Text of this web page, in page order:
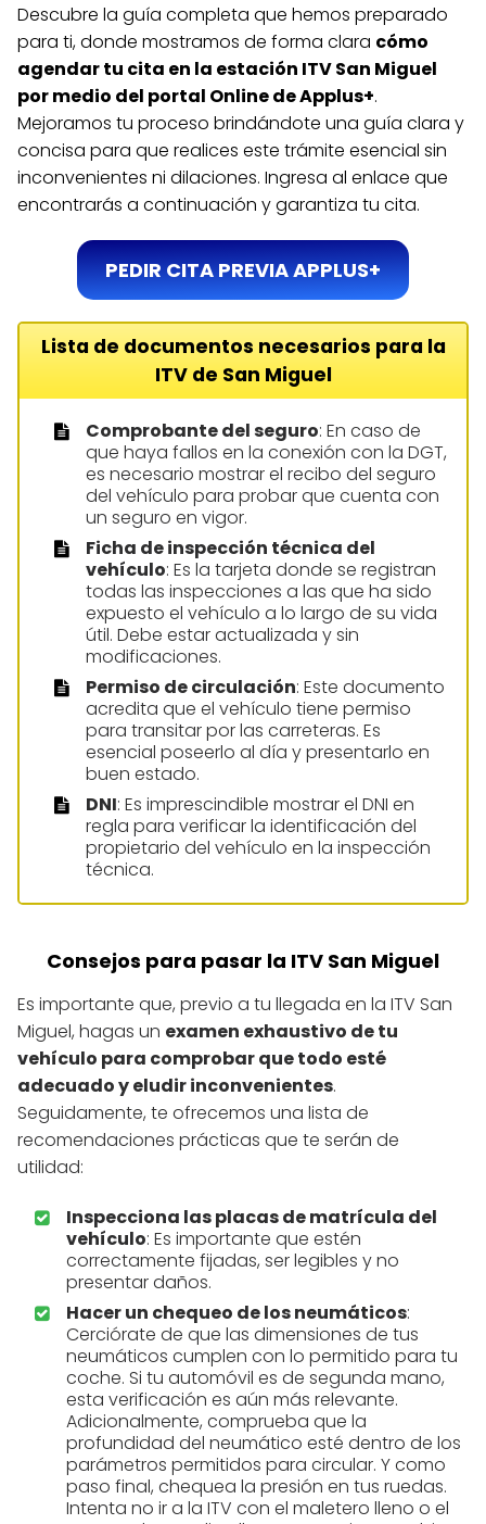
Descubre la guía completa que hemos preparado
para ti, donde mostramos de forma clara cómo
agendar tu cita en la estación ITV San Miguel
por medio del portal Online de Applus+.
Mejoramos tu proceso brindándote una guía clara y
concisa para que realices este trámite esencial sin
inconvenientes ni dilaciones. Ingresa al enlace que
encontrarás a continuación y garantiza tu cita.
PEDIR CITA PREVIA APPLUS+
Lista de documentos necesarios para la
ITV de San Miguel
Comprobante del seguro: En caso de
que haya fallos en la conexión con la DGT,
es necesario mostrar el recibo del seguro
del vehículo para probar que cuenta con
un seguro en vigor.
Ficha de inspección técnica del
vehículo: Es la tarjeta donde se registran
todas las inspecciones a las que ha sido
expuesto el vehículo a lo largo de su vida
útil. Debe estar actualizada y sin
modificaciones.
Permiso de circulación: Este documento
acredita que el vehículo tiene permiso
para transitar por las carreteras. Es
esencial poseerlo al día y presentarlo en
buen estado.
DNI: Es imprescindible mostrar el DNI en
regla para verificar la identificación del
propietario del vehículo en la inspección
técnica.
Consejos para pasar la ITV San Miguel
Es importante que, previo a tu llegada en la ITV San
Miguel, hagas un examen exhaustivo de tu
vehículo para comprobar que todo esté
adecuado y eludir inconvenientes.
Seguidamente, te ofrecemos una lista de
recomendaciones prácticas que te serán de
utilidad:
Inspecciona las placas de matrícula del
vehículo: Es importante que estén
correctamente fijadas, ser legibles y no
presentar daños.
Hacer un chequeo de los neumáticos:
Cerciórate de que las dimensiones de tus
neumáticos cumplen con lo permitido para tu
coche. Si tu automóvil es de segunda mano,
esta verificación es aún más relevante.
Adicionalmente, comprueba que la
profundidad del neumático esté dentro de los
parámetros permitidos para circular. Y como
paso final, chequea la presión en tus ruedas.
Intenta no ir a la ITV con el maletero lleno o el